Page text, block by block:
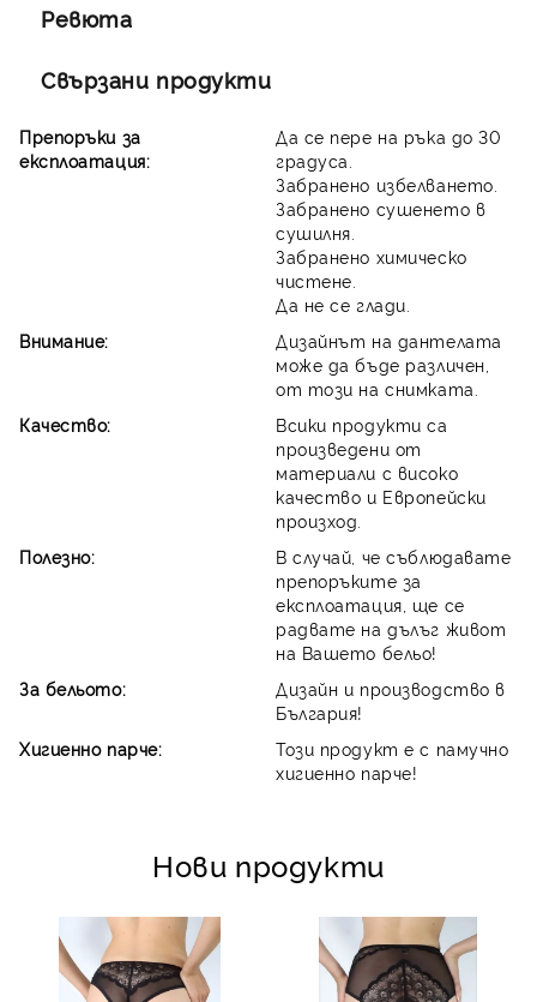
Ревюта
Свързани продукти
Препоръки за
експлоатация:
Да се пере на ръка до 30
градуса.
Забранено избелването.
Забранено сушенето в
сушилня.
Забранено химическо
чистене.
Да не се глади.
Внимание:
Дизайнът на дантелата
може да бъде различен,
от този на снимката.
Качество:
Всики продукти са
произведени от
материали с високо
качество и Европейски
произход.
Полезно:
В случай, че съблюдавате
препоръките за
експлоатация, ще се
радвате на дълъг живот
на Вашето бельо!
За бельото:
Дизайн и производство в
България!
Хигиенно парче:
Този продукт е с памучно
хигиенно парче!
Нови продукти